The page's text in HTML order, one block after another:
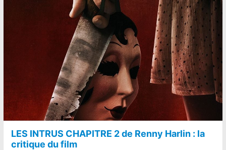
LES INTRUS CHAPITRE 2 de Renny Harlin : la
critique du film